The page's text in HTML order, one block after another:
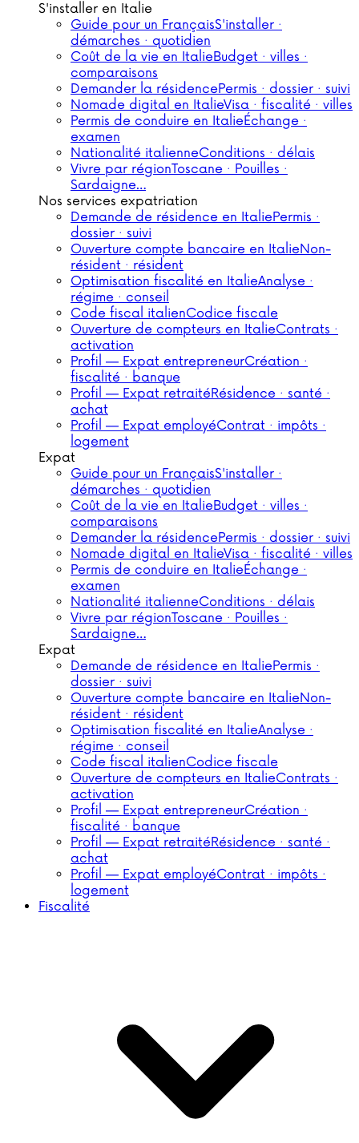
S'installer en Italie
Guide pour un FrançaisS'installer ·
démarches · quotidien
Coût de la vie en ItalieBudget · villes ·
comparaisons
Demander la résidencePermis · dossier · suivi
Nomade digital en ItalieVisa · fiscalité · villes
Permis de conduire en ItalieÉchange ·
examen
Nationalité italienneConditions · délais
Vivre par régionToscane · Pouilles ·
Sardaigne…
Nos services expatriation
Demande de résidence en ItaliePermis ·
dossier · suivi
Ouverture compte bancaire en ItalieNon-
résident · résident
Optimisation fiscalité en ItalieAnalyse ·
régime · conseil
Code fiscal italienCodice fiscale
Ouverture de compteurs en ItalieContrats ·
activation
Profil — Expat entrepreneurCréation ·
fiscalité · banque
Profil — Expat retraitéRésidence · santé ·
achat
Profil — Expat employéContrat · impôts ·
logement
Expat
Guide pour un FrançaisS'installer ·
démarches · quotidien
Coût de la vie en ItalieBudget · villes ·
comparaisons
Demander la résidencePermis · dossier · suivi
Nomade digital en ItalieVisa · fiscalité · villes
Permis de conduire en ItalieÉchange ·
examen
Nationalité italienneConditions · délais
Vivre par régionToscane · Pouilles ·
Sardaigne…
Expat
Demande de résidence en ItaliePermis ·
dossier · suivi
Ouverture compte bancaire en ItalieNon-
résident · résident
Optimisation fiscalité en ItalieAnalyse ·
régime · conseil
Code fiscal italienCodice fiscale
Ouverture de compteurs en ItalieContrats ·
activation
Profil — Expat entrepreneurCréation ·
fiscalité · banque
Profil — Expat retraitéRésidence · santé ·
achat
Profil — Expat employéContrat · impôts ·
logement
Fiscalité